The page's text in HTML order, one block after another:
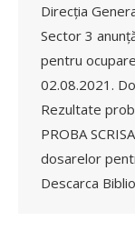
Direcția
Sector 3
pentru
02.08.2021.
Rezultate
PROBA
dosarelor
Descarca